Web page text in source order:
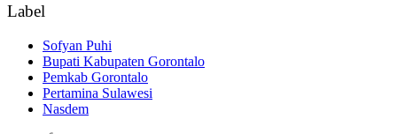
Label
Sofyan Puhi
Bupati Kabupaten Gorontalo
Pemkab Gorontalo
Pertamina Sulawesi
Nasdem